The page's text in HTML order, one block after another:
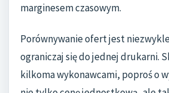
marginesem czasowym.
Porównywanie ofert jest
ograniczaj się do jednej drukarni.
kilkoma wykonawcami, poproś o